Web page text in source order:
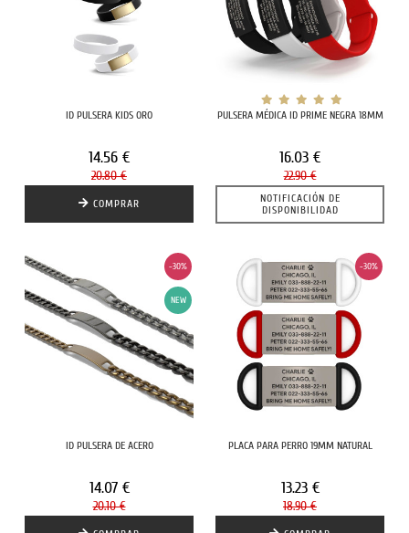
ID PULSERA KIDS ORO
14.56 €
20.80 €
COMPRAR
PULSERA MÉDICA ID PRIME NEGRA 18MM
16.03 €
22.90 €
NOTIFICACIÓN DE
DISPONIBILIDAD
-30%
NEW
ID PULSERA DE ACERO
14.07 €
20.10 €
-30%
PLACA PARA PERRO 19MM NATURAL
13.23 €
18.90 €